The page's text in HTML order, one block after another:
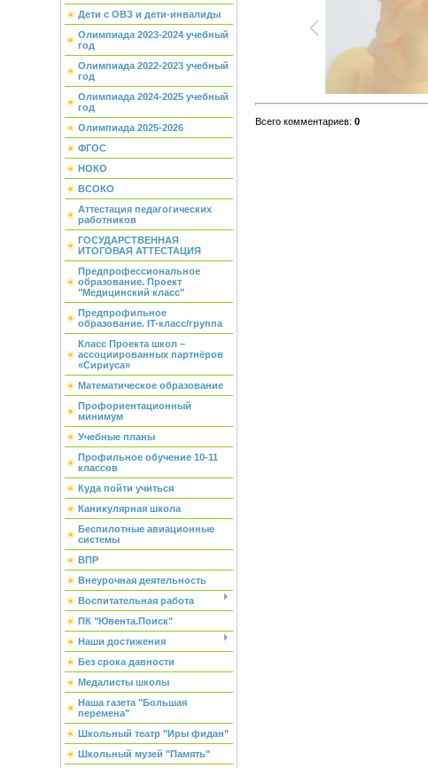
Дети с ОВЗ и дети-инвалиды
Олимпиада 2023-2024 учебный
год
Олимпиада 2022-2023 учебный
год
Олимпиада 2024-2025 учебный
год
Олимпиада 2025-2026
ФГОС
НОКО
ВСОКО
Аттестация педагогических
работников
ГОСУДАРСТВЕННАЯ
ИТОГОВАЯ АТТЕСТАЦИЯ
Предпрофессиональное
образование. Проект
"Медицинский класс"
Предпрофильное
образование. IT-класс/группа
Класс Проекта школ –
ассоциированных партнёров
«Сириуса»
Математическое образование
Профориентационный
минимум
Учебные планы
Профильное обучение 10-11
классов
Куда пойти учиться
Каникулярная школа
Беспилотные авиационные
системы
ВПР
Внеурочная деятельность
Воспитательная работа
ПК "Ювента.Поиск"
Наши достижения
Без срока давности
Медалисты школы
Наша газета "Большая
перемена"
Школьный театр "Иры фидан"
Школьный музей "Память"
Всего комментариев: 0